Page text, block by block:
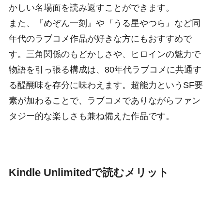
かしい名場面を読み返すことができます。
また、『めぞん一刻』や『うる星やつら』など同
年代のラブコメ作品が好きな方にもおすすめで
す。三角関係のもどかしさや、ヒロインの魅力で
物語を引っ張る構成は、80年代ラブコメに共通す
る醍醐味を存分に味わえます。超能力というSF要
素が加わることで、ラブコメでありながらファン
タジー的な楽しさも兼ね備えた作品です。
Kindle Unlimitedで読むメリット